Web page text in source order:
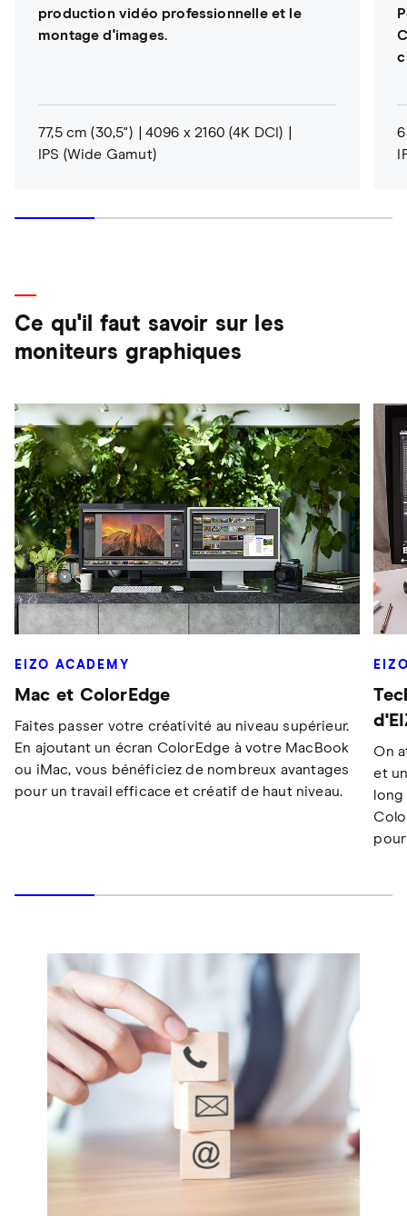
production vidéo professionnelle et le
montage d'images.
77,5 cm (30,5")
4096 x 2160 (4K DCI)
IPS (Wide Gamut)
Ce qu'il faut savoir sur les
moniteurs graphiques
EIZO ACADEMY
Mac et ColorEdge
Faites passer votre créativité au niveau supérieur.
En ajoutant un écran ColorEdge à votre MacBook
ou iMac, vous bénéficiez de nombreux avantages
pour un travail efficace et créatif de haut niveau.
On
et